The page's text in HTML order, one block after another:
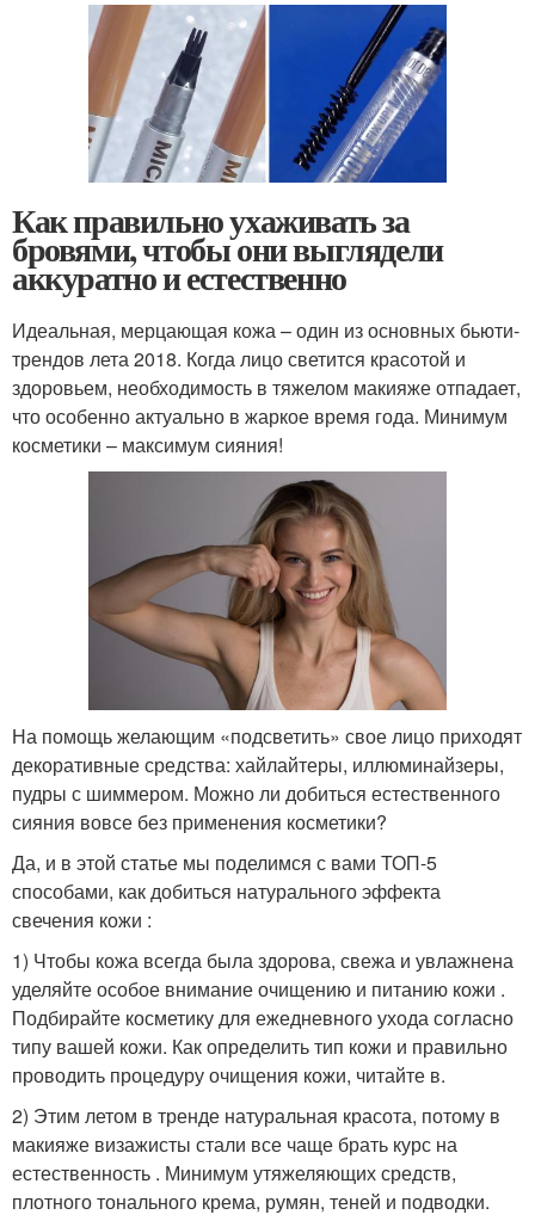
Как правильно ухаживать за
бровями, чтобы они выглядели
аккуратно и естественно
Идеальная, мерцающая кожа – один из основных бьюти-
трендов лета 2018. Когда лицо светится красотой и
здоровьем, необходимость в тяжелом макияже отпадает,
что особенно актуально в жаркое время года. Минимум
косметики – максимум сияния!
На помощь желающим «подсветить» свое лицо приходят
декоративные средства: хайлайтеры, иллюминайзеры,
пудры с шиммером. Можно ли добиться естественного
сияния вовсе без применения косметики?
Да, и в этой статье мы поделимся с вами ТОП-5
способами, как добиться натурального эффекта
свечения кожи :
1) Чтобы кожа всегда была здорова, свежа и увлажнена
уделяйте особое внимание очищению и питанию кожи .
Подбирайте косметику для ежедневного ухода согласно
типу вашей кожи. Как определить тип кожи и правильно
проводить процедуру очищения кожи, читайте в.
2) Этим летом в тренде натуральная красота, потому в
макияже визажисты стали все чаще брать курс на
естественность . Минимум утяжеляющих средств,
плотного тонального крема, румян, теней и подводки.